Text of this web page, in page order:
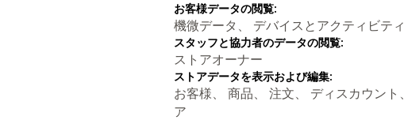
お客様データの閲覧:
機微データ、 デバイスとアクティビテ
スタッフと協力者のデータの閲覧:
ストアオーナー
ストアデータを表示および編集:
お客様、 商品、 注文、 ディスカウン
ア